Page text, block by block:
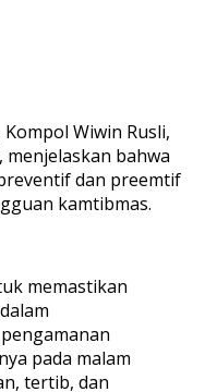
Wiwin Rusli,
bahwa
dan preemtif
kamtibmas.
memastikan
pada malam
tertib, dan